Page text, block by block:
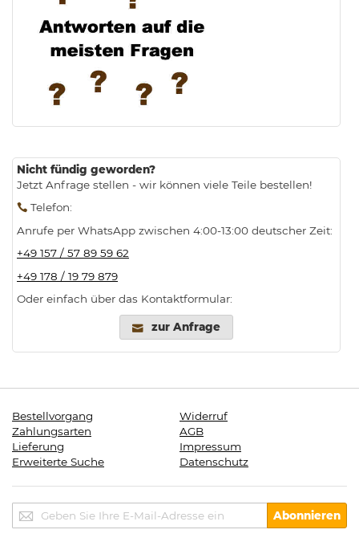
Nicht fündig geworden?
Jetzt Anfrage stellen - wir können viele Teile bestellen!
Telefon:
Anrufe per WhatsApp zwischen 4:00-13:00 deutscher Zeit:
+49 157 / 57 89 59 62
+49 178 / 19 79 879
Oder einfach über das Kontaktformular:
zur Anfrage
Bestellvorgang
Zahlungsarten
Lieferung
Erweiterte Suche
Widerruf
AGB
Impressum
Datenschutz
Melden
Sie
Abonnieren